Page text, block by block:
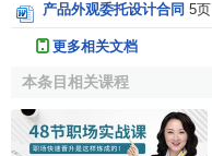
产品安全性
产品经济性
参考文献
↑何成云.最新市场
产品外观委托设计合同 5页
更多相关文档
本条目相关课程